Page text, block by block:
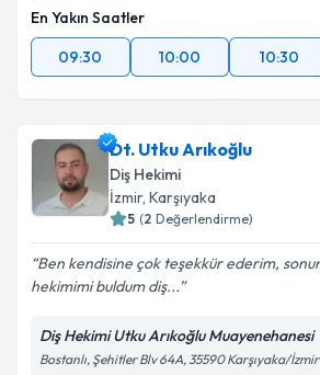
En Yakın Saatler
09:30
10:00 10:30
Dt. Utku Arıkoğlu
Diş Hekimi
İzmir, Karşıyaka
5 (2 Değerlendirme)
Ben kendisine çok teşekkür ederim,
hekimimi buldum diş...
Diş Hekimi Utku Arıkoğlu Muayenehanesi
Bostanlı, Şehitler Blv 64A, 35590 Karşıyaka/İzmir